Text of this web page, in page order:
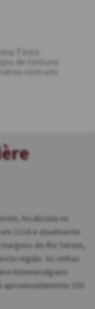
Tinto
de textura
com um
localizada no
1116 e atualmente
do Rio Serein,
região. As vinhas
Kimmeridgiano
150